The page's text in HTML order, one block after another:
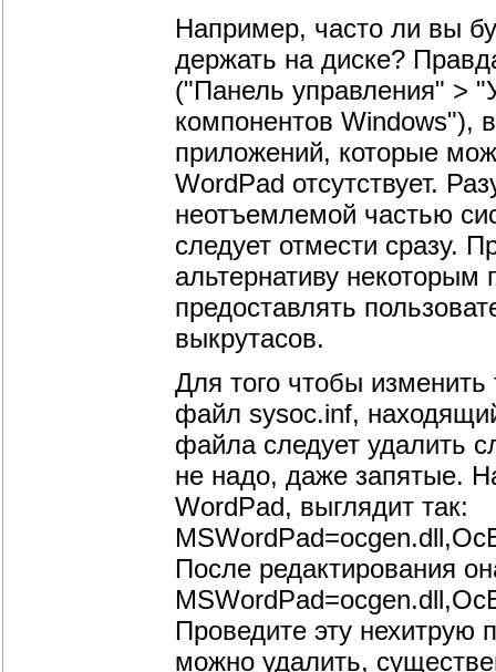
Например, часто ли вы
держать на диске?
("Панель управления" >
компонентов Windows"),
приложений, которые
WordPad отсутствует.
неотъемлемой частью
следует отмести сразу.
альтернативу
предоставлять
выкрутасов.
Для того чтобы
файл sysoc.inf,
файла следует удалить
не надо, даже запятые.
WordPad, выглядит так:
После редактирования
Проведите эту нехитрую
можно удалить,